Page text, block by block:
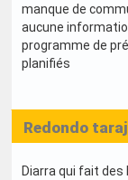
manque de
aucune
programme de
planifiés
Redondo
Diarra qui fait